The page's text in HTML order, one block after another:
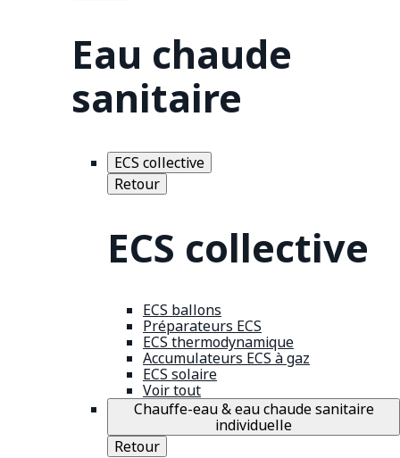
Eau chaude
sanitaire
ECS collective
Retour
ECS collective
ECS ballons
Préparateurs ECS
ECS thermodynamique
Accumulateurs ECS à gaz
ECS solaire
Voir tout
Chauffe-eau & eau chaude sanitaire
individuelle
Retour